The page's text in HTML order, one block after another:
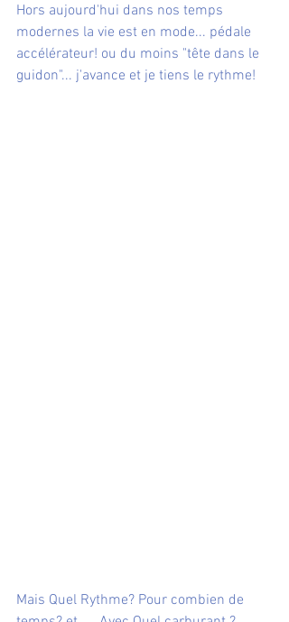
Hors aujourd'hui dans nos temps
modernes la vie est en mode... pédale
accélérateur! ou du moins "tête dans le
guidon"... j'avance et je tiens le rythme!
Mais Quel Rythme? Pour combien de